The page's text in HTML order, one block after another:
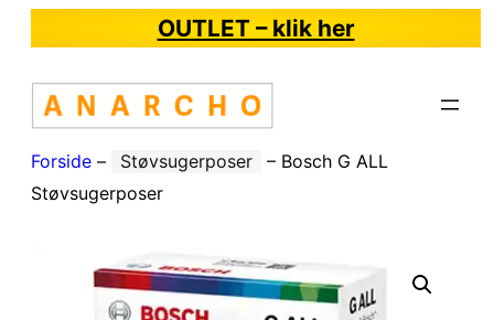
OUTLET – klik her
Forside – Støvsugerposer – Bosch G ALL
Støvsugerposer